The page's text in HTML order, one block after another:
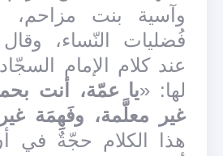
وآسية بنت مزاحم،
فُضليات النّساء،
عند كلام الإمام
لها: «يا عمّة، أنت
غير معلَّمة، وفَهِمَة
هذا الكلام حجّةٌ في